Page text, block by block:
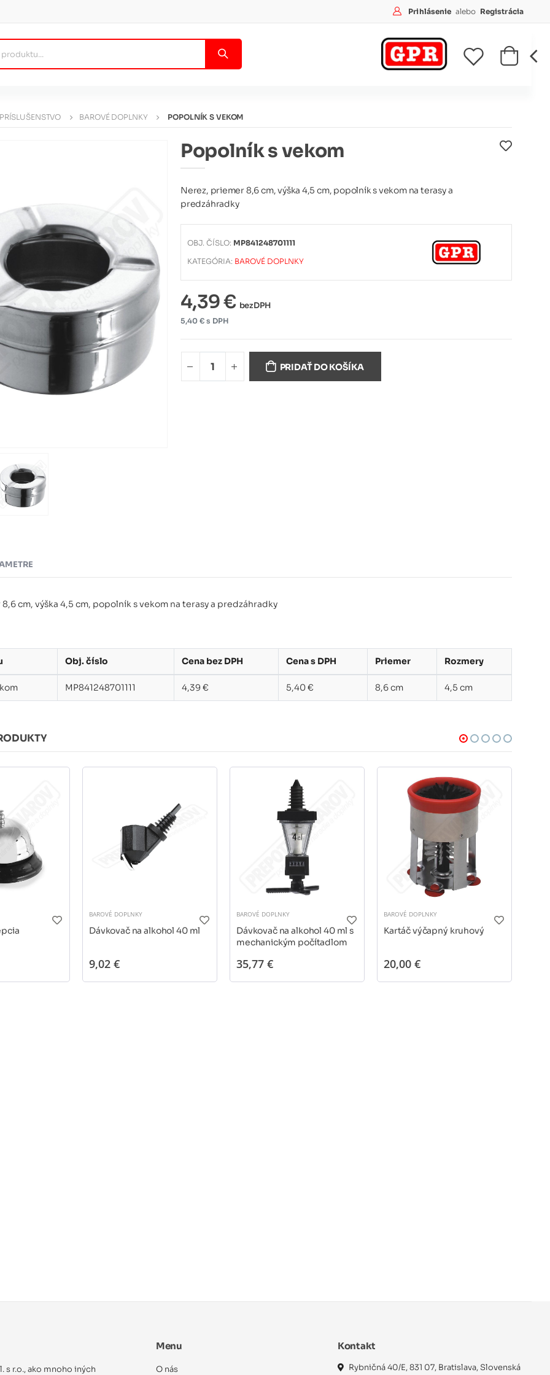
Prihlásenie alebo Registrácia
BAROVÉ DOPLNKY POPOLNÍK S VEKOM
Popolník s vekom
Nerez, priemer 8,6 cm, výška 4,5 cm, popolník s vekom na terasy a
predzáhradky
OBJ. ČÍSLO: MP841248701111
KATEGÓRIA: BAROVÉ DOPLNKY
4,39 € bez DPH
5,40 € s DPH
PRIDAŤ DO KOŠÍKA
cm, výška 4,5 cm, popolník s vekom na terasy a predzáhradky
Obj. číslo Cena bez DPH Cena s DPH Priemer Rozmery
MP841248701111 4,39 € 5,40 € 8,6 cm 4,5 cm
BAROVÉ DOPLNKY
Dávkovač na alkohol 40 ml
9,02 €
BAROVÉ DOPLNKY
Dávkovač na alkohol 40 ml s
mechanickým počítadlom
35,77 €
BAROVÉ DOPLNKY
Kartáč výčapný kruhový
20,00 €
s r.o., ako mnoho iných
Menu
O nás
Kontakt
Rybničná 40/E, 831 07, Bratislava, Slovenská